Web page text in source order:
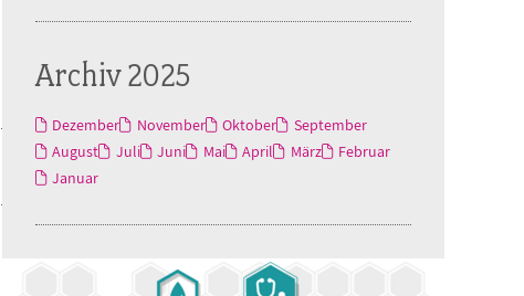
Archiv 2025
Dezember November Oktober
September
August
Juli Juni Mai April März
Februar
Januar